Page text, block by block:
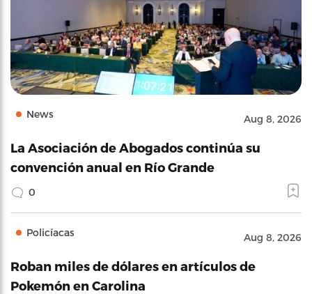
News Aug 8, 2026
La Asociación de Abogados continúa su
convención anual en Río Grande
0
Policíacas Aug 8, 2026
Roban miles de dólares en artículos de
Pokemón en Carolina